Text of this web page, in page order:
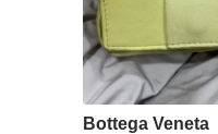
Bottega Veneta